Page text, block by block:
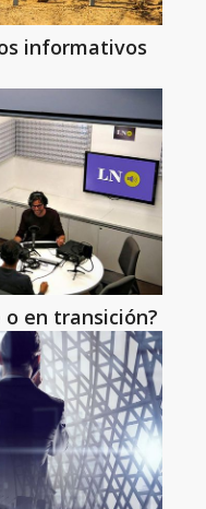
informativos
o en transición?